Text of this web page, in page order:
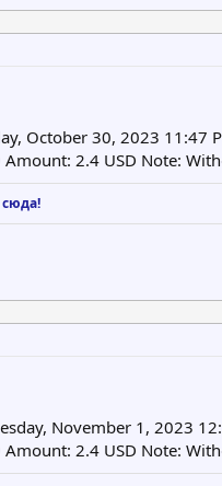
October 30, 2023 11:47
2.4 USD Note:
November 1, 2023
2.4 USD Note: